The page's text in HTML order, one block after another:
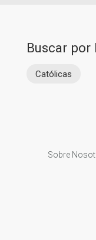
Buscar por
Católicas
Sobre